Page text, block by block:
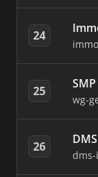
24
25
wg-
26